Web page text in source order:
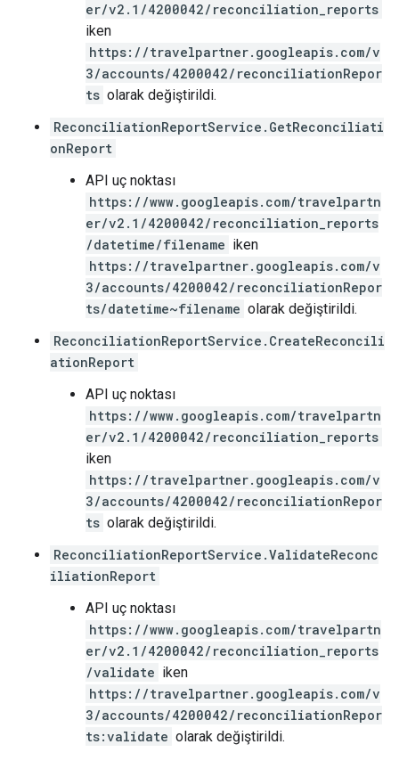
er/v2.1/4200042/reconciliation_reports
iken
https://travelpartner.googleapis.com/v
3/accounts/4200042/reconciliationRepor
ts olarak değiştirildi.
ReconciliationReportService.GetReconciliati
onReport
API uç noktası
https://www.googleapis.com/travelpartn
er/v2.1/4200042/reconciliation_reports
/datetime/filename iken
https://travelpartner.googleapis.com/v
3/accounts/4200042/reconciliationRepor
ts/datetime~filename olarak değiştirildi.
ReconciliationReportService.CreateReconcili
ationReport
API uç noktası
https://www.googleapis.com/travelpartn
er/v2.1/4200042/reconciliation_reports
iken
https://travelpartner.googleapis.com/v
3/accounts/4200042/reconciliationRepor
ts olarak değiştirildi.
ReconciliationReportService.ValidateReconc
iliationReport
API uç noktası
https://www.googleapis.com/travelpartn
er/v2.1/4200042/reconciliation_reports
/validate iken
https://travelpartner.googleapis.com/v
3/accounts/4200042/reconciliationRepor
ts:validate olarak değiştirildi.